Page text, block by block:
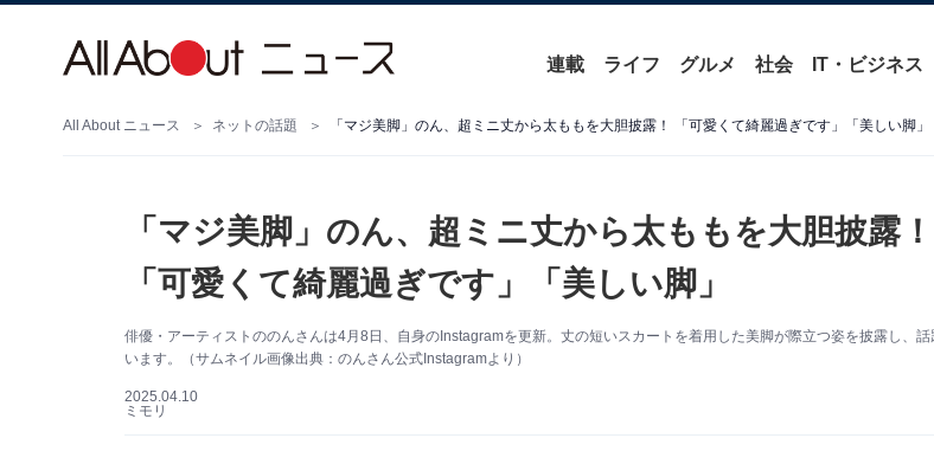
連載 ライフ グルメ 社会 IT・ビジネス
All About ニュース ネットの話題 「マジ美脚」のん、超ミニ丈から太ももを大胆披露！ 「可愛くて綺麗過ぎです」「美しい脚」
「マジ美脚」のん、超ミニ丈から太ももを大胆披露！
「可愛くて綺麗過ぎです」「美しい脚」
俳優・アーティストののんさんは4月8日、自身のInstagramを更新。丈の短いスカートを着用した美脚が際立つ姿を披露し、話
います。（サムネイル画像出典：のんさん公式Instagramより）
2025.04.10
ミモリ